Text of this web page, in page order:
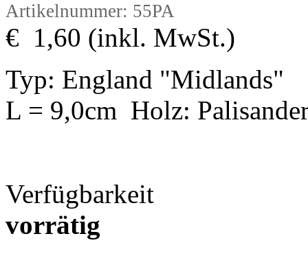
Artikelnummer: 55PA
€ 1,60 (inkl. MwSt.)
Typ: England "Midlands"
L = 9,0cm Holz:
Verfügbarkeit
vorrätig